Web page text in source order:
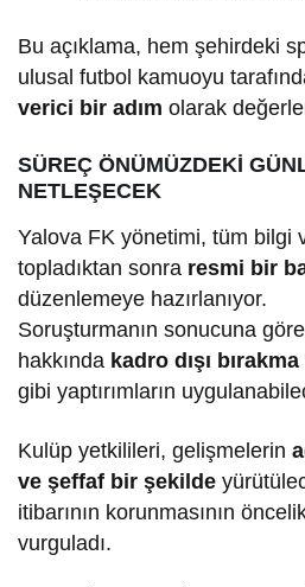
Bu açıklama, hem şehirdeki
ulusal futbol kamuoyu
verici bir adım olarak
SÜREÇ ÖNÜMÜZDEKİ
NETLEŞECEK
Yalova FK yönetimi, tüm bilgi
topladıktan sonra resmi bir
düzenlemeye hazırlanıyor.
Soruşturmanın sonucuna
hakkında kadro dışı bırakma
gibi yaptırımların
Kulüp yetkilileri, gelişmelerin
ve şeffaf bir şekilde
itibarının korunmasının
vurguladı.